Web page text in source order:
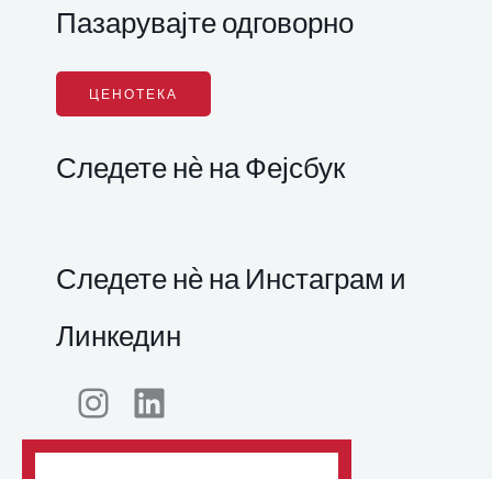
Пазарувајте одговорно
ЦЕНОТЕКА
Следете нѐ на Фејсбук
Следете нѐ на Инстаграм и
Линкедин